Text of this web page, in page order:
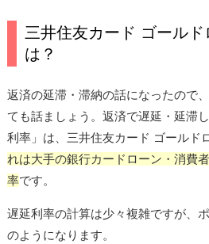
三井住友カード ゴール
は？
返済の延滞・滞納の話になったので
ても話ましょう。返済で遅延・延滞
利率」は、三井住友カード ゴールド
れは大手の銀行カードローン・消費
率です。
遅延利率の計算は少々複雑ですが、
のようになります。